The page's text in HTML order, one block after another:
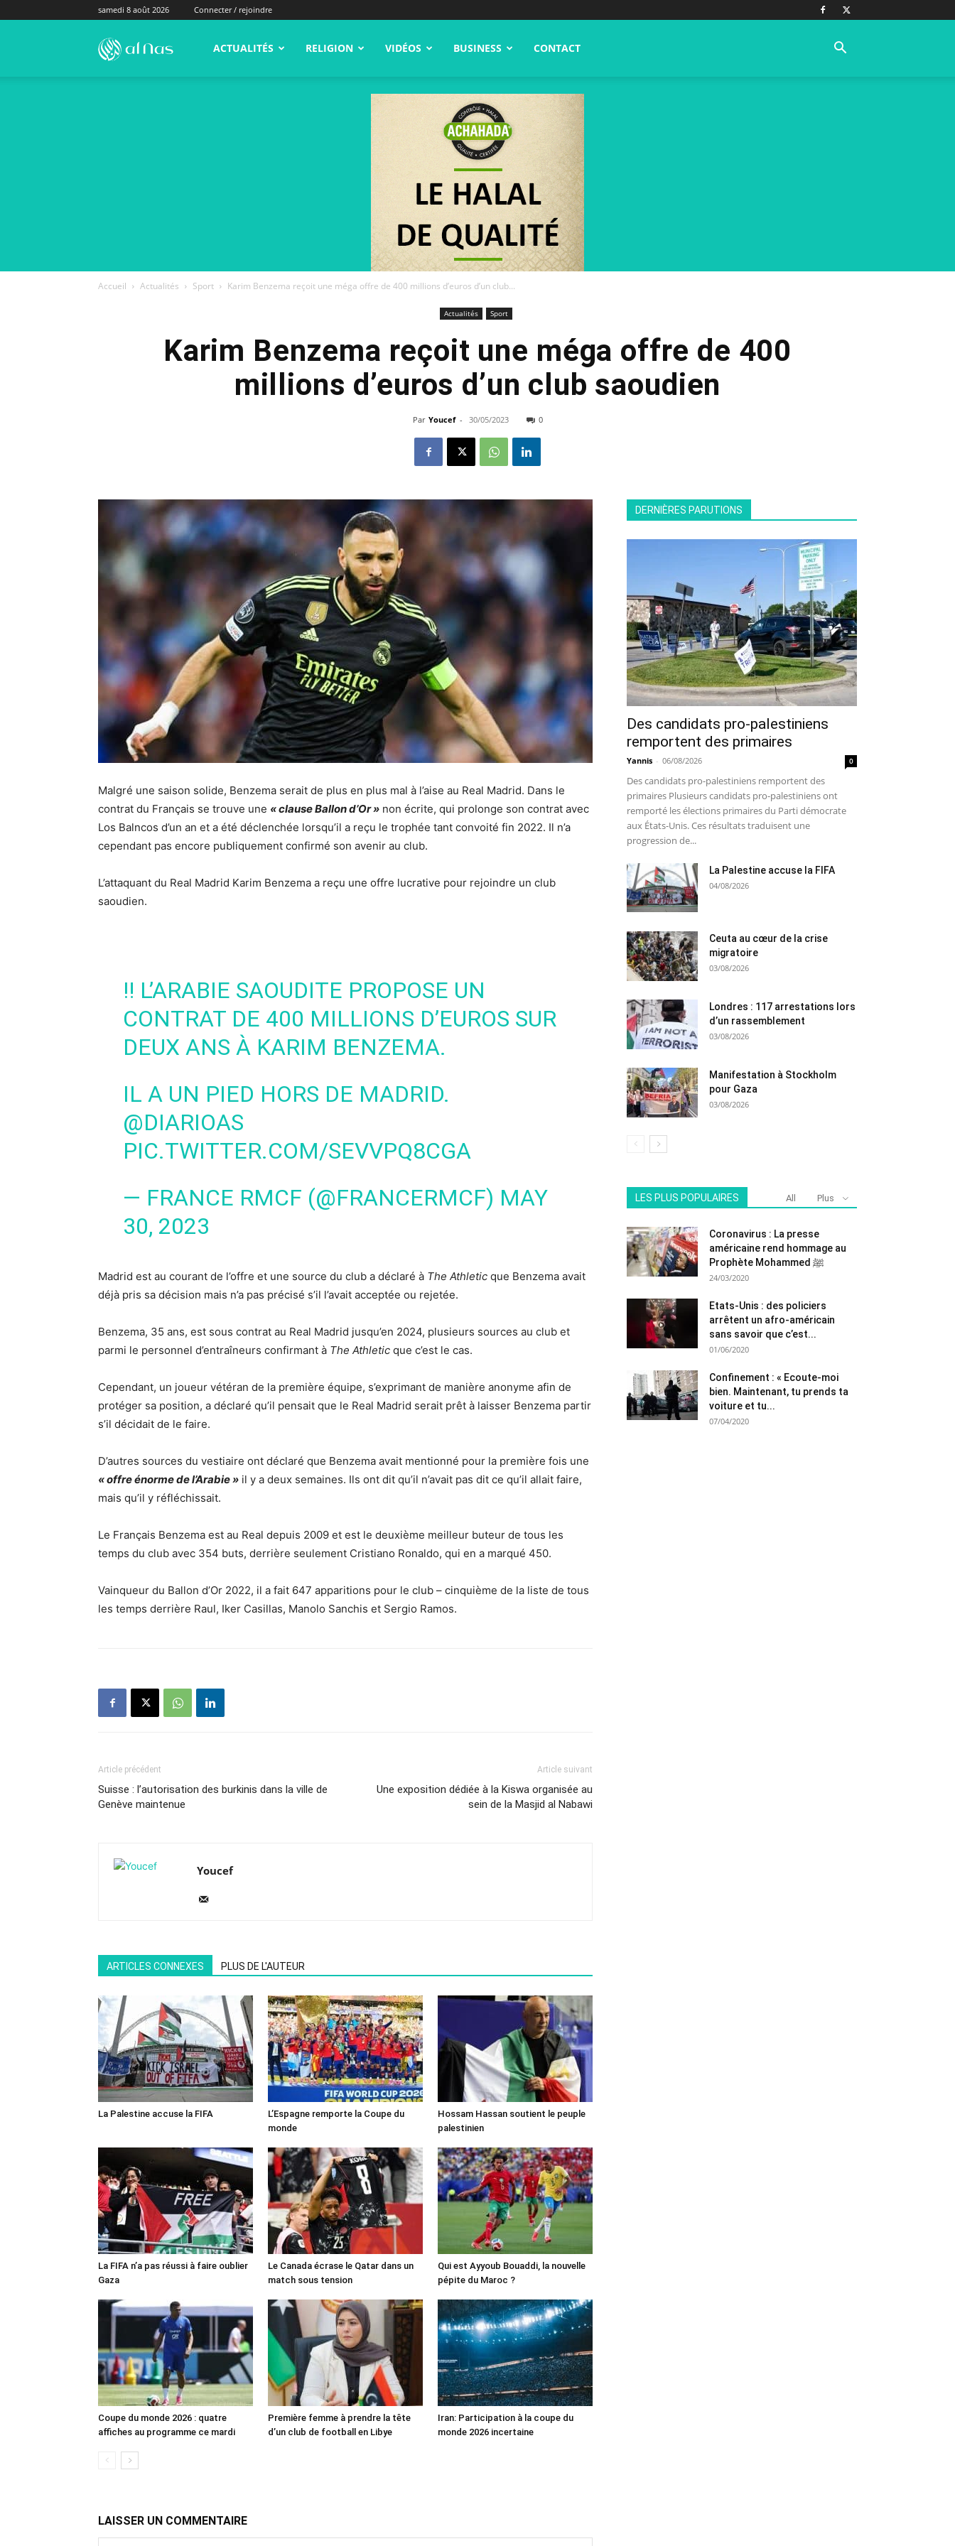
samedi 8 août 2026 Connecter / rejoindre
alNas.fr ACTUALITÉS RELIGION VIDÉOS BUSINESS CONTACT
Accueil Actualités Sport Karim Benzema reçoit une méga offre de 400 millions d’euros d’un club...
Actualités Sport
Karim Benzema reçoit une méga offre de 400
millions d’euros d’un club saoudien
Par Youcef - 30/05/2023 0
Malgré une saison solide, Benzema serait de plus en plus mal à l’aise au Real Madrid. Dans le
contrat du Français se trouve une « clause Ballon d’Or » non écrite, qui prolonge son contrat avec
Los Balncos d’un an et a été déclenchée lorsqu’il a reçu le trophée tant convoité fin 2022. Il n’a
cependant pas encore publiquement confirmé son avenir au club.
L’attaquant du Real Madrid Karim Benzema a reçu une offre lucrative pour rejoindre un club
saoudien.
‼️ L’ARABIE SAOUDITE PROPOSE UN
CONTRAT DE 400 MILLIONS D’EUROS SUR
DEUX ANS À KARIM BENZEMA.
IL A UN PIED HORS DE MADRID.
@DIARIOAS
PIC.TWITTER.COM/SEVVPQ8CGA
— FRANCE RMCF (@FRANCERMCF) MAY
30, 2023
Madrid est au courant de l’offre et une source du club a déclaré à The Athletic que Benzema avait
déjà pris sa décision mais n’a pas précisé s’il l’avait acceptée ou rejetée.
Benzema, 35 ans, est sous contrat au Real Madrid jusqu’en 2024, plusieurs sources au club et
parmi le personnel d’entraîneurs confirmant à The Athletic que c’est le cas.
Cependant, un joueur vétéran de la première équipe, s’exprimant de manière anonyme afin de
protéger sa position, a déclaré qu’il pensait que le Real Madrid serait prêt à laisser Benzema partir
s’il décidait de le faire.
D’autres sources du vestiaire ont déclaré que Benzema avait mentionné pour la première fois une
« offre énorme de l’Arabie » il y a deux semaines. Ils ont dit qu’il n’avait pas dit ce qu’il allait faire,
mais qu’il y réfléchissait.
Le Français Benzema est au Real depuis 2009 et est le deuxième meilleur buteur de tous les
temps du club avec 354 buts, derrière seulement Cristiano Ronaldo, qui en a marqué 450.
Vainqueur du Ballon d’Or 2022, il a fait 647 apparitions pour le club – cinquième de la liste de tous
les temps derrière Raul, Iker Casillas, Manolo Sanchis et Sergio Ramos.
Article précédent
Suisse : l’autorisation des burkinis dans la ville de
Genève maintenue
Article suivant
Une exposition dédiée à la Kiswa organisée au
sein de la Masjid al Nabawi
Youcef
ARTICLES CONNEXES PLUS DE L'AUTEUR
La Palestine accuse la FIFA
L’Espagne remporte la Coupe du
monde
Hossam Hassan soutient le peuple
palestinien
La FIFA n’a pas réussi à faire oublier
Gaza
Le Canada écrase le Qatar dans un
match sous tension
Qui est Ayyoub Bouaddi, la nouvelle
pépite du Maroc ?
Coupe du monde 2026 : quatre
affiches au programme ce mardi
Première femme à prendre la tête
d’un club de football en Libye
Iran: Participation à la coupe du
monde 2026 incertaine
LAISSER UN COMMENTAIRE
DERNIÈRES PARUTIONS
Des candidats pro-palestiniens
remportent des primaires
Yannis - 06/08/2026 0
Des candidats pro-palestiniens remportent des
primaires Plusieurs candidats pro-palestiniens ont
remporté les élections primaires du Parti démocrate
aux États-Unis. Ces résultats traduisent une
progression de...
La Palestine accuse la FIFA
04/08/2026
Ceuta au cœur de la crise
migratoire
03/08/2026
Londres : 117 arrestations lors
d’un rassemblement
03/08/2026
Manifestation à Stockholm
pour Gaza
03/08/2026
LES PLUS POPULAIRES All Plus
Coronavirus : La presse
américaine rend hommage au
Prophète Mohammed ﷺ
24/03/2020
Etats-Unis : des policiers
arrêtent un afro-américain
sans savoir que c’est...
01/06/2020
Confinement : « Ecoute-moi
bien. Maintenant, tu prends ta
voiture et tu...
07/04/2020